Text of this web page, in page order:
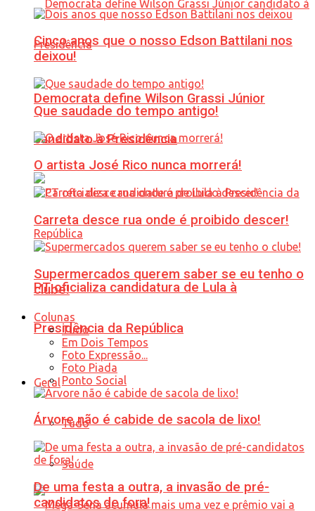
Democrata define Wilson Grassi Júnior
candidato à Presidência
PT oficializa candidatura de Lula à
Presidência da República
Geral
Tudo
Saúde
Cinco anos que o nosso Edson Battilani nos
deixou!
Que saudade do tempo antigo!
O artista José Rico nunca morrerá!
Carreta desce rua onde é proibido descer!
Supermercados querem saber se eu tenho o
clube!
Colunas
Tudo
Em Dois Tempos
Foto Expressão...
Foto Piada
Ponto Social
Árvore não é cabide de sacola de lixo!
De uma festa a outra, a invasão de pré-
candidatos de fora!